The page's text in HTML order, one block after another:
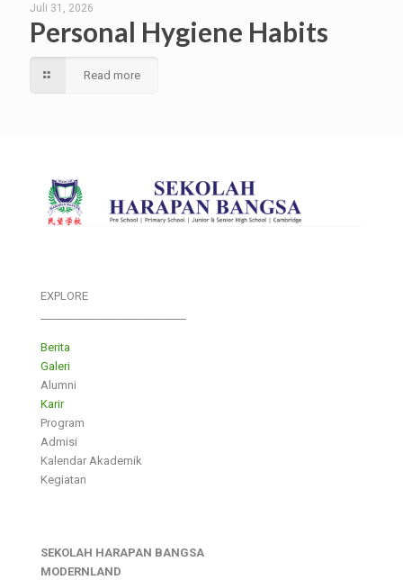
Juli 31, 2026
Personal Hygiene Habits
Read more
EXPLORE
Berita
Galeri
Alumni
Karir
Program
Admisi
Kalendar Akademik
Kegiatan
SEKOLAH HARAPAN BANGSA
MODERNLAND